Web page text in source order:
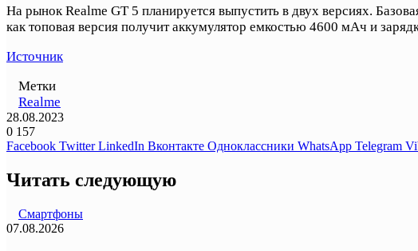
На рынок Realme GT 5 планируется выпустить в двух версиях.
как топовая версия получит аккумулятор емкостью 4600 мАч и
Источник
Метки
Realme
28.08.2023
0 157
Facebook Twitter LinkedIn Вконтакте Одноклассники WhatsApp Telegram
Читать следующую
Смартфоны
07.08.2026